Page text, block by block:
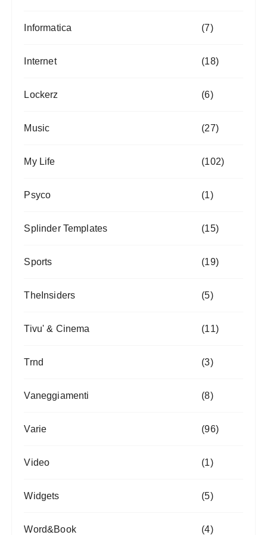
Informatica (7)
Internet (18)
Lockerz (6)
Music (27)
My Life (102)
Psyco (1)
Splinder Templates (15)
Sports (19)
TheInsiders (5)
Tivu' & Cinema (11)
Trnd (3)
Vaneggiamenti (8)
Varie (96)
Video (1)
Widgets (5)
Word&Book (4)